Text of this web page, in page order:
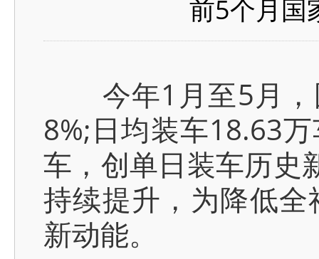
前5个月国
今年1月至5月，
8%;日均装车18.63
车，创单日装车历史
持续提升，为降低
新动能。